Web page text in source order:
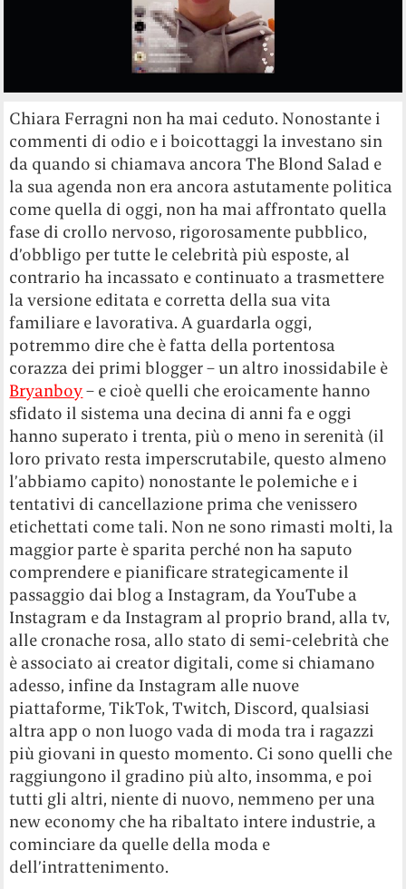
Chiara Ferragni non ha mai ceduto. Nonostante i
commenti di odio e i boicottaggi la investano sin
da quando si chiamava ancora The Blond Salad e
la sua agenda non era ancora astutamente politica
come quella di oggi, non ha mai affrontato quella
fase di crollo nervoso, rigorosamente pubblico,
d’obbligo per tutte le celebrità più esposte, al
contrario ha incassato e continuato a trasmettere
la versione editata e corretta della sua vita
familiare e lavorativa. A guardarla oggi,
potremmo dire che è fatta della portentosa
corazza dei primi blogger – un altro inossidabile è
Bryanboy– e cioè quelli che eroicamente hanno
sfidato il sistema una decina di anni fa e oggi
hanno superato i trenta, più o meno in serenità (il
loro privato resta imperscrutabile, questo almeno
l’abbiamo capito) nonostante le polemiche e i
tentativi di cancellazione prima che venissero
etichettati come tali. Non ne sono rimasti molti, la
maggior parte è sparita perché non ha saputo
comprendere e pianificare strategicamente il
passaggio dai blog a Instagram, da YouTube a
Instagram e da Instagram al proprio brand, alla tv,
alle cronache rosa, allo stato di semi-celebrità che
è associato ai creator digitali, come si chiamano
adesso, infine da Instagram alle nuove
piattaforme, TikTok, Twitch, Discord, qualsiasi
altra app o non luogo vada di moda tra i ragazzi
più giovani in questo momento. Ci sono quelli che
raggiungono il gradino più alto, insomma, e poi
tutti gli altri, niente di nuovo, nemmeno per una
new economy che ha ribaltato intere industrie, a
cominciare da quelle della moda e
dell’intrattenimento.